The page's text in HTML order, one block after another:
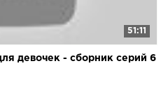
51:11
девочек - сборник серий 6